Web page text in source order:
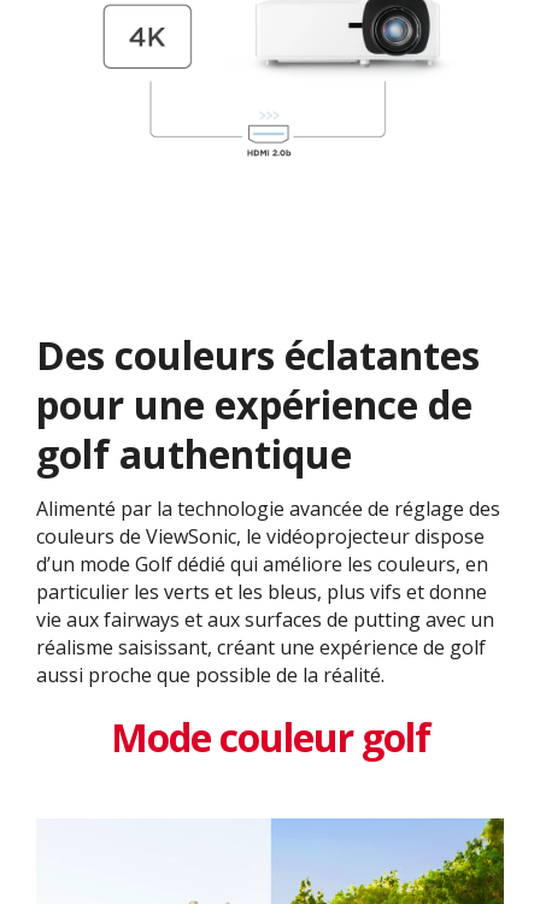
Des couleurs éclatantes
pour une expérience de
golf authentique
Alimenté par la technologie avancée de réglage des
couleurs de ViewSonic, le vidéoprojecteur dispose
d’un mode Golf dédié qui améliore les couleurs, en
particulier les verts et les bleus, plus vifs et donne
vie aux fairways et aux surfaces de putting avec un
réalisme saisissant, créant une expérience de golf
aussi proche que possible de la réalité.
Mode couleur golf